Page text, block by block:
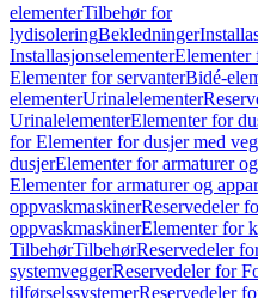
elementerTilbehør for
lydisoleringBekledninger
InstallasjonselementerElementer
Elementer for servanterBidé-
elementerUrinalelementer
UrinalelementerElementer for
for Elementer for dusjer med
dusjerElementer for armaturer
Elementer for armaturer og
oppvaskmaskinerReservedeler
oppvaskmaskinerElementer for
TilbehørTilbehørReservedeler
systemveggerReservedeler for
tilførselssystemerReservedeler